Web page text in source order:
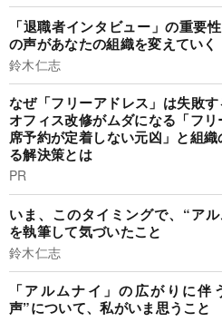
「退職者インタビュー」の重要
の声があなたの組織を変えていく
鈴木仁志
なぜ「フリーアドレス」は失敗
オフィス改修がムダになる「フ
席予約が定着しない元凶」と組
る解決策とは
PR
いま、このタイミングで、“ア
を執筆して気づいたこと
鈴木仁志
「アルムナイ」の広がりに伴
声”について、私がいま思うこと